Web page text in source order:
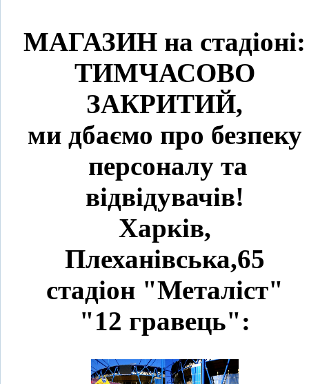
МАГАЗИН на стадіоні:
ТИМЧАСОВО
ЗАКРИТИЙ,
ми дбаємо про безпеку
персоналу та
відвідувачів!
Харків,
Плеханівська,65
стадіон "Металіст"
"12 гравець":